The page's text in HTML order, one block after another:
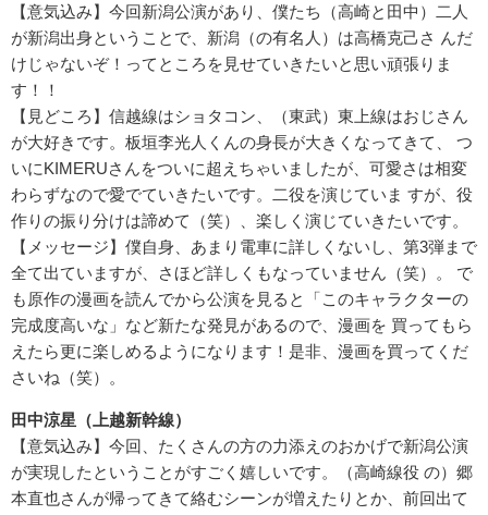
【意気込み】今回新潟公演があり、僕たち（高崎と田中）二人
が新潟出身ということで、新潟（の有名人）は高橋克己さ んだ
けじゃないぞ！ってところを見せていきたいと思い頑張りま
す！！
【見どころ】信越線はショタコン、（東武）東上線はおじさん
が大好きです。板垣李光人くんの身長が大きくなってきて、 つ
いにKIMERUさんをついに超えちゃいましたが、可愛さは相変
わらずなので愛でていきたいです。二役を演じていま すが、役
作りの振り分けは諦めて（笑）、楽しく演じていきたいです。
【メッセージ】僕自身、あまり電車に詳しくないし、第3弾まで
全て出ていますが、さほど詳しくもなっていません（笑）。 で
も原作の漫画を読んでから公演を見ると「このキャラクターの
完成度高いな」など新たな発見があるので、漫画を 買ってもら
えたら更に楽しめるようになります！是非、漫画を買ってくだ
さいね（笑）。
田中涼星（上越新幹線）
【意気込み】今回、たくさんの方の力添えのおかげで新潟公演
が実現したということがすごく嬉しいです。（高崎線役 の）郷
本直也さんが帰ってきて絡むシーンが増えたりとか、前回出て